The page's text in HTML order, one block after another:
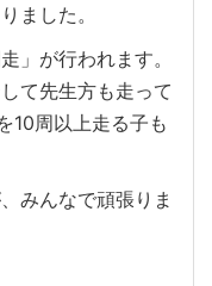
ました。
」が行われます。
て先生方も走って
10周以上走る子も
みんなで頑張りま